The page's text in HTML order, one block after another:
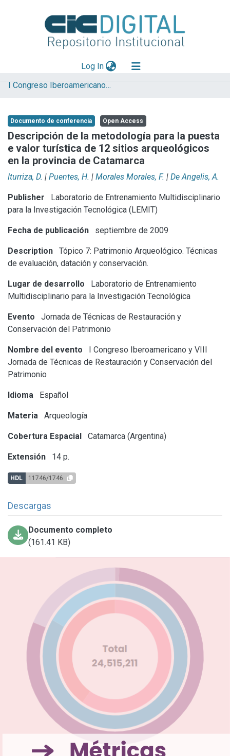
Log In(current)
Explorar
Aportar material
Statistics
I Congreso Iberoamericano y VIII Jornada de Técnicas de Restauración y Conservación del Patrimonio
Documento de conferencia Open Access
Descripción de la metodología para la puesta
e valor turística de 12 sitios arqueológicos
en la provincia de Catamarca
Iturriza, D. | Puentes, H. | Morales Morales, F. | De Angelis, A.
Publisher
Laboratorio de Entrenamiento Multidisciplinario
para la Investigación Tecnológica (LEMIT)
Fecha de publicación septiembre de 2009
Description
Tópico 7: Patrimonio Arqueológico. Técnicas
de evaluación, datación y conservación.
Lugar de desarrollo
Laboratorio de Entrenamiento
Multidisciplinario para la Investigación Tecnológica
Evento
Jornada de Técnicas de Restauración y
Conservación del Patrimonio
Nombre del evento
I Congreso Iberoamericano y VIII
Jornada de Técnicas de Restauración y Conservación del
Patrimonio
Idioma Español
Materia Arqueología
Cobertura Espacial Catamarca (Argentina)
Extensión 14 p.
HDL 11746/1746
Descargas
Documento completo
(161.41 KB)